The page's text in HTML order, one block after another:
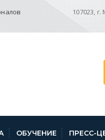
107023,
ОБУЧЕНИЕ ПРЕСС-